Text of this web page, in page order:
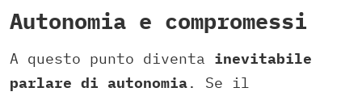
Autonomia e compromessi
A questo punto diventa inevitabile
parlare di autonomia. Se il